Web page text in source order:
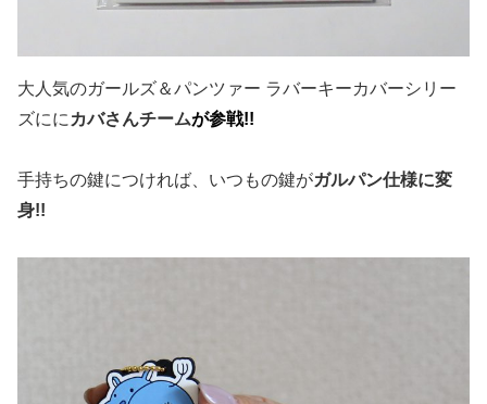
大人気のガールズ＆パンツァー ラバーキーカバーシリー
ズにに カバさんチームが参戦!!
手持ちの鍵につければ、いつもの鍵がガルパン仕様に変
身!!